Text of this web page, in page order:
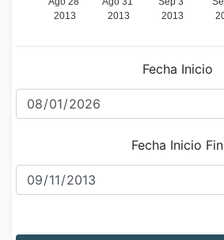
Fecha Inicio
Fecha Inicio Fin